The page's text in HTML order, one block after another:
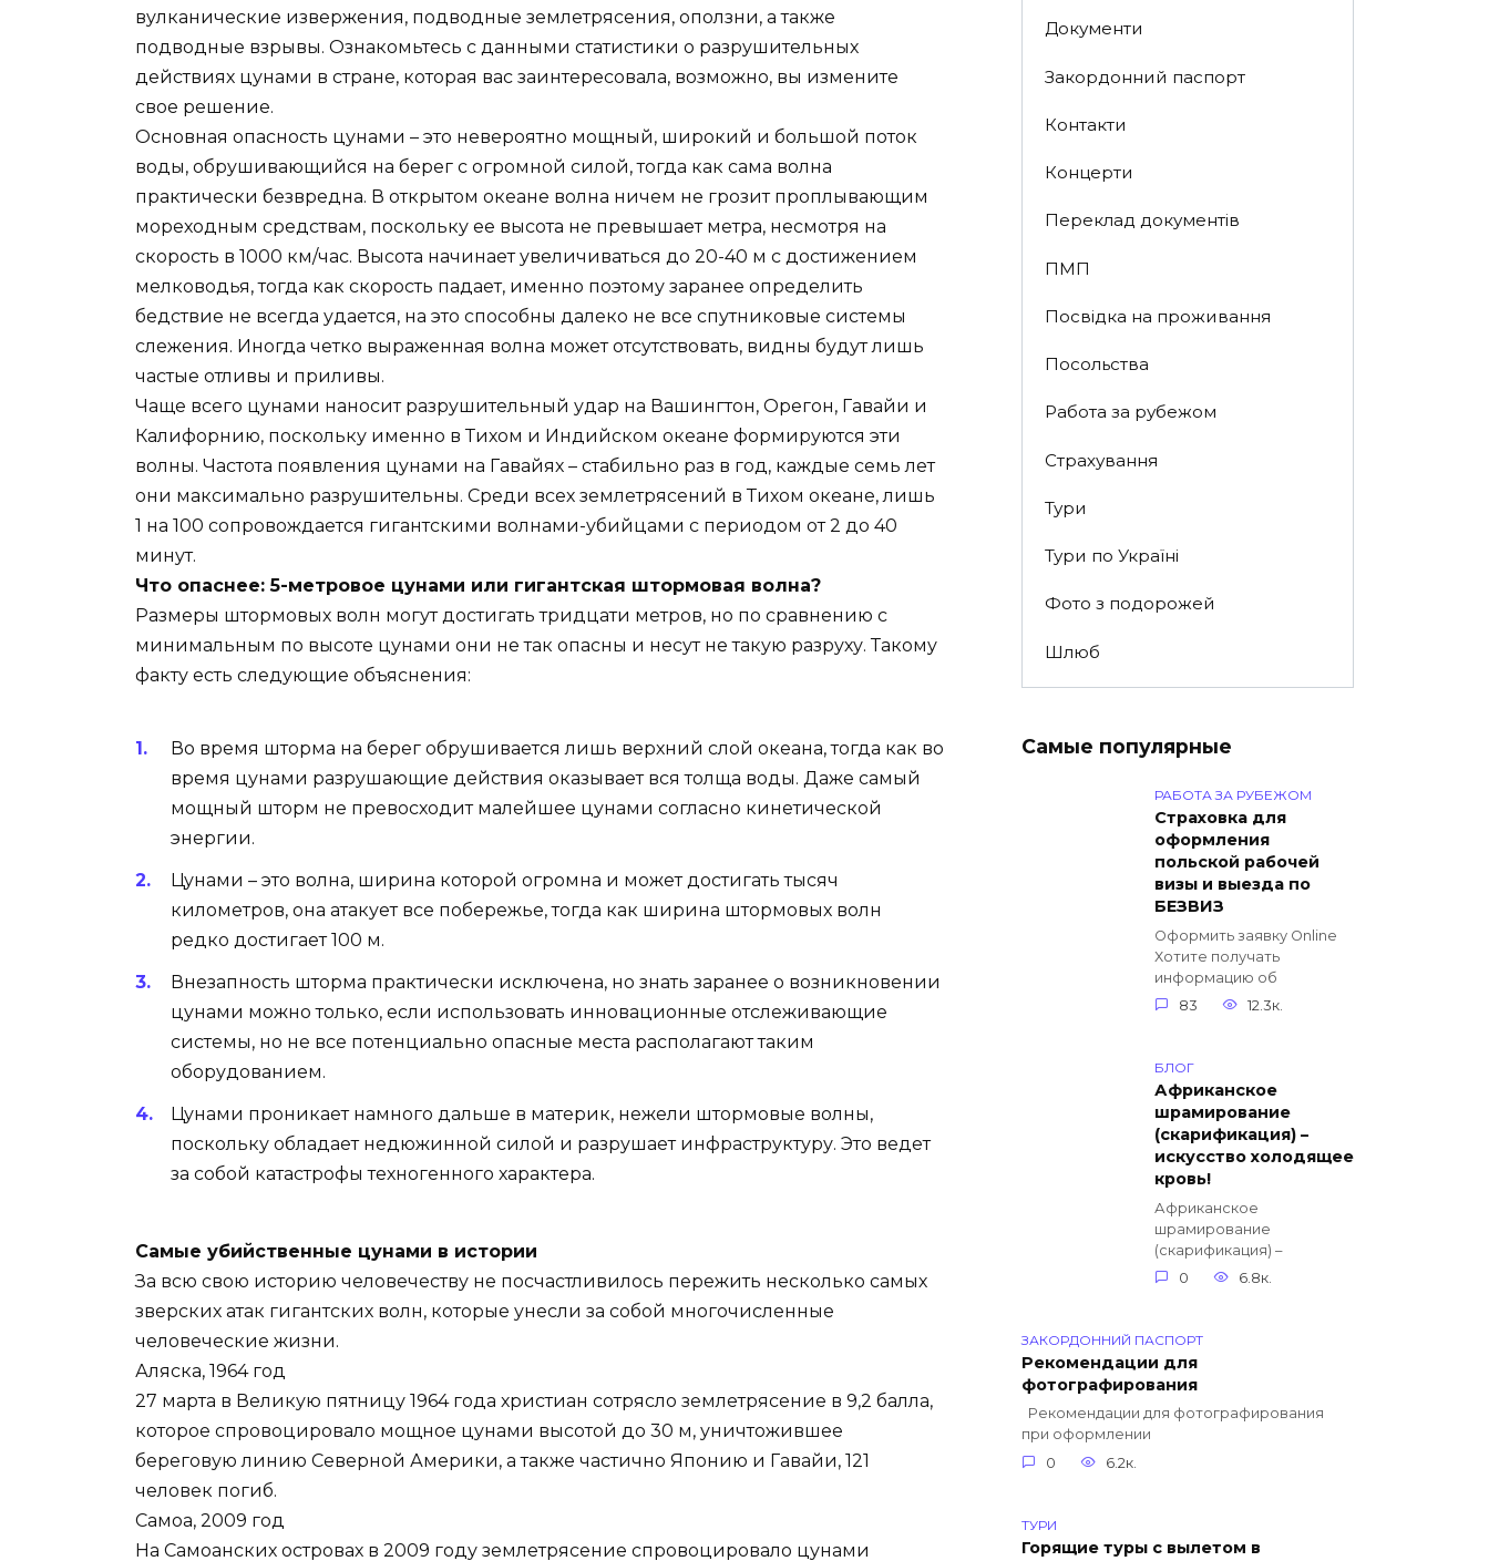
вулканические извержения, подводные землетрясения, оползни, а также
подводные взрывы. Ознакомьтесь с данными статистики о разрушительных
действиях цунами в стране, которая вас заинтересовала, возможно, вы измените
свое решение.
Основная опасность цунами – это невероятно мощный, широкий и большой поток
воды, обрушивающийся на берег с огромной силой, тогда как сама волна
практически безвредна. В открытом океане волна ничем не грозит проплывающим
мореходным средствам, поскольку ее высота не превышает метра, несмотря на
скорость в 1000 км/час. Высота начинает увеличиваться до 20-40 м с достижением
мелководья, тогда как скорость падает, именно поэтому заранее определить
бедствие не всегда удается, на это способны далеко не все спутниковые системы
слежения. Иногда четко выраженная волна может отсутствовать, видны будут лишь
частые отливы и приливы.
Чаще всего цунами наносит разрушительный удар на Вашингтон, Орегон, Гавайи и
Калифорнию, поскольку именно в Тихом и Индийском океане формируются эти
волны. Частота появления цунами на Гавайях – стабильно раз в год, каждые семь лет
они максимально разрушительны. Среди всех землетрясений в Тихом океане, лишь
1 на 100 сопровождается гигантскими волнами-убийцами с периодом от 2 до 40
минут.
Что опаснее: 5-метровое цунами или гигантская штормовая волна?
Размеры штормовых волн могут достигать тридцати метров, но по сравнению с
минимальным по высоте цунами они не так опасны и несут не такую разруху. Такому
факту есть следующие объяснения:
Во время шторма на берег обрушивается лишь верхний слой океана, тогда как во
время цунами разрушающие действия оказывает вся толща воды. Даже самый
мощный шторм не превосходит малейшее цунами согласно кинетической
энергии.
Цунами – это волна, ширина которой огромна и может достигать тысяч
километров, она атакует все побережье, тогда как ширина штормовых волн
редко достигает 100 м.
Внезапность шторма практически исключена, но знать заранее о возникновении
цунами можно только, если использовать инновационные отслеживающие
системы, но не все потенциально опасные места располагают таким
оборудованием.
Цунами проникает намного дальше в материк, нежели штормовые волны,
поскольку обладает недюжинной силой и разрушает инфраструктуру. Это ведет
за собой катастрофы техногенного характера.
Самые убийственные цунами в истории
За всю свою историю человечеству не посчастливилось пережить несколько самых
зверских атак гигантских волн, которые унесли за собой многочисленные
человеческие жизни.
Аляска, 1964 год
27 марта в Великую пятницу 1964 года христиан сотрясло землетрясение в 9,2 балла,
которое спровоцировало мощное цунами высотой до 30 м, уничтожившее
береговую линию Северной Америки, а также частично Японию и Гавайи, 121
человек погиб.
Самоа, 2009 год
На Самоанских островах в 2009 году землетрясение спровоцировало цунами
Документи
Закордонний паспорт
Контакти
Концерти
Переклад документів
ПМП
Посвідка на проживання
Посольства
Работа за рубежом
Страхування
Тури
Тури по Україні
Фото з подорожей
Шлюб
Самые популярные
РАБОТА ЗА РУБЕЖОМ
Страховка для
оформления
польской рабочей
визы и выезда по
БЕЗВИЗ
Оформить заявку Online
Хотите получать
информацию об
83
12.3к.
БЛОГ
Африканское
шрамирование
(скарификация) –
искусство холодящее
кровь!
Африканское
шрамирование
(скарификация) –
0
6.8к.
ЗАКОРДОННИЙ ПАСПОРТ
Рекомендации для
фотографирования
Рекомендации для фотографирования
при оформлении
0
6.2к.
ТУРИ
Горящие туры с вылетом в